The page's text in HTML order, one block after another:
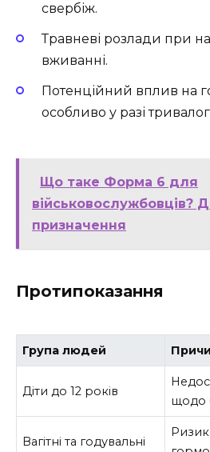
свербіж.
Травневі розлади при
вживанні.
Потенційний вплив на
особливо у разі
Що таке Форма 6 для
військовослужбовців?
призначення
Протипоказання
Група людей
Діти до 12 років
щодо
Вагітні та годувальні